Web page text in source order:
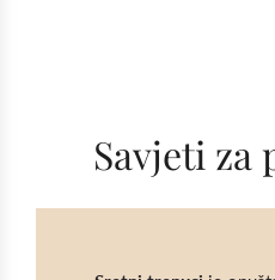
Savjeti za